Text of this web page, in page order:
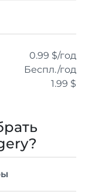
0.99 $/год
Беспл./год
1.99 $